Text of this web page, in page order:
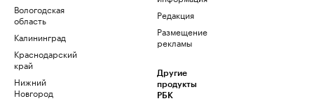
Вологодская
область
Калининград
Краснодарский
край
Нижний
Новгород
Редакция
Размещение
рекламы
Другие
продукты
РБК